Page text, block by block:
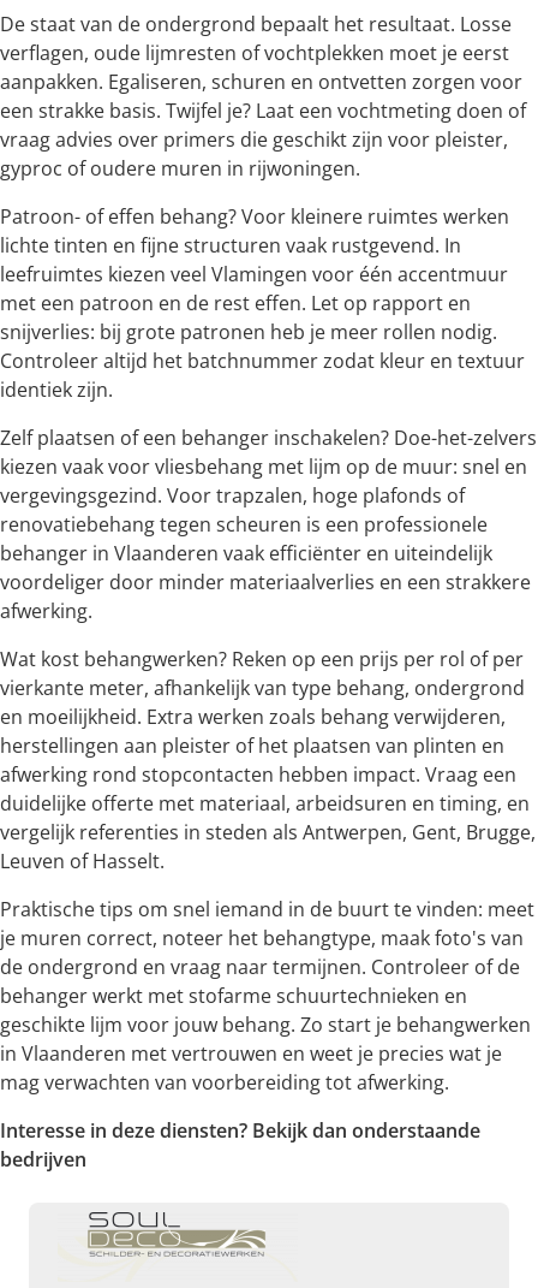
De staat van de ondergrond bepaalt het resultaat. Losse
verflagen, oude lijmresten of vochtplekken moet je eerst
aanpakken. Egaliseren, schuren en ontvetten zorgen voor
een strakke basis. Twijfel je? Laat een vochtmeting doen of
vraag advies over primers die geschikt zijn voor pleister,
gyproc of oudere muren in rijwoningen.
Patroon- of effen behang? Voor kleinere ruimtes werken
lichte tinten en fijne structuren vaak rustgevend. In
leefruimtes kiezen veel Vlamingen voor één accentmuur
met een patroon en de rest effen. Let op rapport en
snijverlies: bij grote patronen heb je meer rollen nodig.
Controleer altijd het batchnummer zodat kleur en textuur
identiek zijn.
Zelf plaatsen of een behanger inschakelen? Doe-het-zelvers
kiezen vaak voor vliesbehang met lijm op de muur: snel en
vergevingsgezind. Voor trapzalen, hoge plafonds of
renovatiebehang tegen scheuren is een professionele
behanger in Vlaanderen vaak efficiënter en uiteindelijk
voordeliger door minder materiaalverlies en een strakkere
afwerking.
Wat kost behangwerken? Reken op een prijs per rol of per
vierkante meter, afhankelijk van type behang, ondergrond
en moeilijkheid. Extra werken zoals behang verwijderen,
herstellingen aan pleister of het plaatsen van plinten en
afwerking rond stopcontacten hebben impact. Vraag een
duidelijke offerte met materiaal, arbeidsuren en timing, en
vergelijk referenties in steden als Antwerpen, Gent, Brugge,
Leuven of Hasselt.
Praktische tips om snel iemand in de buurt te vinden: meet
je muren correct, noteer het behangtype, maak foto's van
de ondergrond en vraag naar termijnen. Controleer of de
behanger werkt met stofarme schuurtechnieken en
geschikte lijm voor jouw behang. Zo start je behangwerken
in Vlaanderen met vertrouwen en weet je precies wat je
mag verwachten van voorbereiding tot afwerking.
Interesse in deze diensten? Bekijk dan onderstaande
bedrijven